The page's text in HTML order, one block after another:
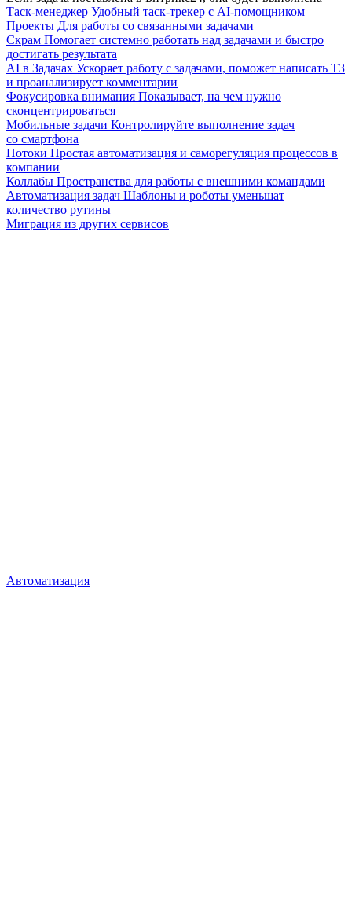
Таск-менеджер Удобный таск-трекер с AI-помощником
Проекты Для работы со связанными задачами
Скрам Помогает системно работать над задачами и быстро
достигать результата
AI в Задачах Ускоряет работу с задачами, поможет написать ТЗ
и проанализирует комментарии
Фокусировка внимания Показывает, на чем нужно
сконцентрироваться
Мобильные задачи Контролируйте выполнение задач
со смартфона
Потоки Простая автоматизация и саморегуляция процессов в
компании
Коллабы Пространства для работы с внешними командами
Автоматизация задач Шаблоны и роботы уменьшат
количество рутины
Миграция из других сервисов
Автоматизация